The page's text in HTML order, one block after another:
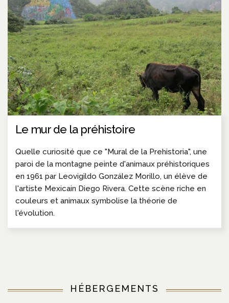
Le mur de la préhistoire
Quelle curiosité que ce "Mural de la Prehistoria", une
paroi de la montagne peinte d'animaux préhistoriques
en 1961 par Leovigildo González Morillo, un élève de
l'artiste Mexicain Diego Rivera. Cette scène riche en
couleurs et animaux symbolise la théorie de
l'évolution.
HÉBERGEMENTS